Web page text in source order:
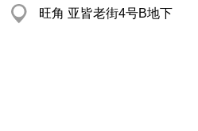
旺角 亚皆老街4号B地下